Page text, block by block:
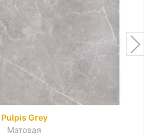
Pulpis Grey
Матовая